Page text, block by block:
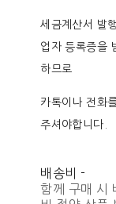
세금계산서 발
업자 등록증을
하므로
카톡이나 전화
주셔야합니다.
배송비 -
함께 구매 시